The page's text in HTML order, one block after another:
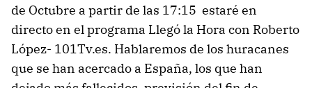
de Octubre a partir de las 17:15 estaré en
directo en el programa Llegó la Hora con Roberto
López- 101Tv.es. Hablaremos de los huracanes
que se han acercado a España, los que han